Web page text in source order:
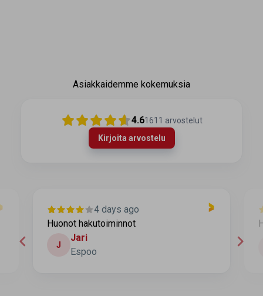
Asiakkaidemme kokemuksia
4.61611 arvostelut
Kirjoita arvostelu
4 days ago
Huonot hakutoiminnot
J
Jari
Espoo